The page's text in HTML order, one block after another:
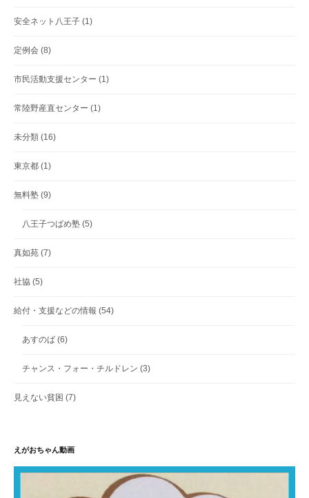
安全ネット八王子 (1)
定例会 (8)
市民活動支援センター (1)
常陸野産直センター (1)
未分類 (16)
東京都 (1)
無料塾 (9)
八王子つばめ塾 (5)
真如苑 (7)
社協 (5)
給付・支援などの情報 (54)
あすのば (6)
チャンス・フォー・チルドレン (3)
見えない貧困 (7)
えがおちゃん動画
動